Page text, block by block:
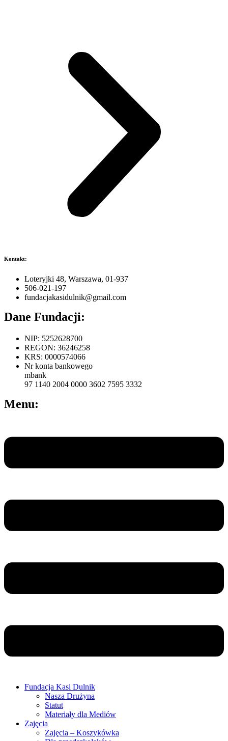
Kontakt:
Loteryjki 48, Warszawa, 01-937
506-021-197
fundacjakasidulnik@gmail.com
Dane Fundacji:
NIP: 5252628700
REGON: 36246258
KRS: 0000574066
Nr konta bankowego
mbank
97 1140 2004 0000 3602 7595 3332
Menu:
Fundacja Kasi Dulnik
Nasza Drużyna
Statut
Materiały dla Mediów
Zajęcia
Zajęcia – Koszykówka